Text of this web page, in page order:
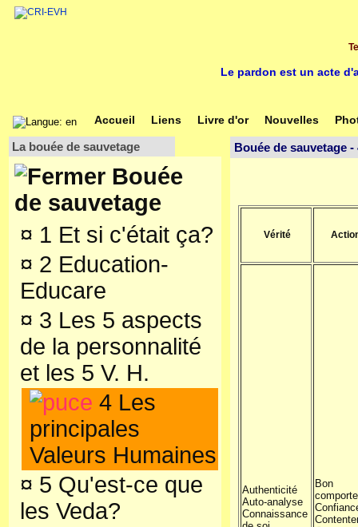
Le pardon est un acte
Accueil Liens Livre d'or Nouvelles
La bouée de sauvetage
Bouée
de sauvetage
¤ 1 Et si c'était ça?
¤ 2 Education-
Educare
¤ 3 Les 5 aspects
de la personnalité
et les 5 V. H.
4 Les
principales
Valeurs Humaines
¤ 5 Qu'est-ce que
les Veda?
Bouée de sauvetage
Vérité
Authenticité
Auto-analyse
Connaissance
Bon